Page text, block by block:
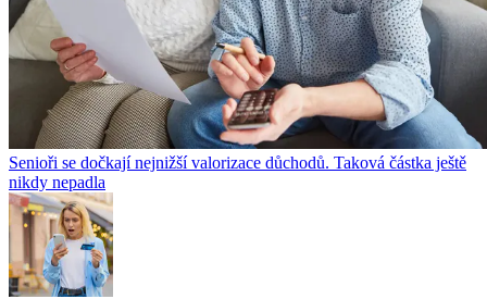
Senioři se dočkají nejnižší valorizace důchodů. Taková částka ještě
nikdy nepadla